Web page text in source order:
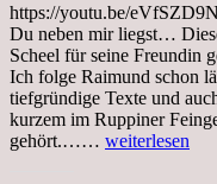
https://youtu.be/
Du neben mir liegst…
Scheel für seine Freundin
Ich folge Raimund schon
tiefgründige Texte und
kurzem im Ruppiner
gehört.…… Schau
weiterlesen